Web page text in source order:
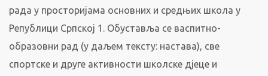
рада у просторијама основних и средњих школа у
Републици Српској 1. Обуставља се васпитно-
образовни рад (у даљем тексту: настава), све
спортске и друге активности школске дјеце и